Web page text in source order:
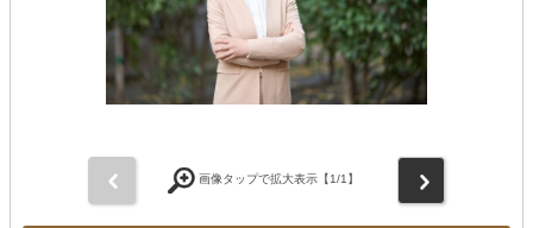
画像タップで拡大表示【1/1】